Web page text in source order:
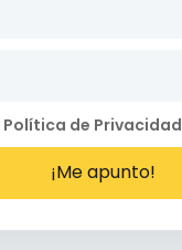
Política de Privacidad
¡Me apunto!